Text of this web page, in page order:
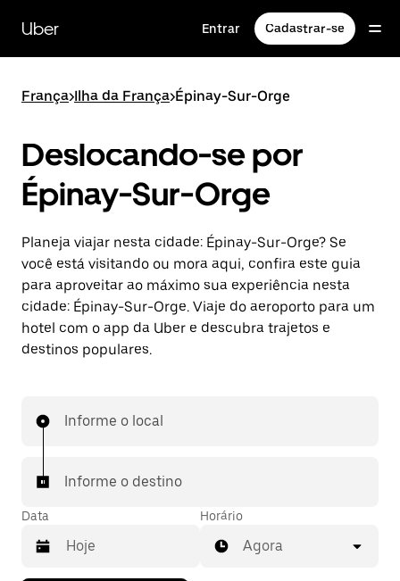
para
conteúdo
Uber Entrar Cadastrar-se
França>Ilha da França>Épinay-Sur-Orge
Deslocando-se por
Épinay-Sur-Orge
Planeja viajar nesta cidade: Épinay-Sur-Orge? Se
você está visitando ou mora aqui, confira este guia
para aproveitar ao máximo sua experiência nesta
cidade: Épinay-Sur-Orge. Viaje do aeroporto para um
hotel com o app da Uber e descubra trajetos e
destinos populares.
Informe o local
Informe o destino
Data Horário
Agora